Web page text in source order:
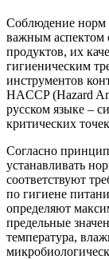
Соблюдение норм
важным аспектом
продуктов, их
гигиеническим
инструментов
HACCP (Hazard
русском языке –
критических
Согласно
устанавливать
соответствуют
по гигиене
определяют
предельные
температура,